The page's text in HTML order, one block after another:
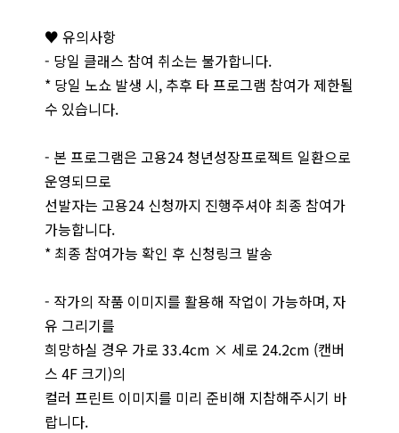
♥ 유의사항
- 당일 클래스 참여 취소는 불가합니다.
* 당일 노쇼 발생 시, 추후 타 프로그램 참여가 제한될
수 있습니다.
- 본 프로그램은 고용24 청년성장프로젝트 일환으로
운영되므로
선발자는 고용24 신청까지 진행주셔야 최종 참여가
가능합니다.
* 최종 참여가능 확인 후 신청링크 발송
- 작가의 작품 이미지를 활용해 작업이 가능하며, 자
유 그리기를
희망하실 경우 가로 33.4cm × 세로 24.2cm (캔버
스 4F 크기)의
컬러 프린트 이미지를 미리 준비해 지참해주시기 바
랍니다.